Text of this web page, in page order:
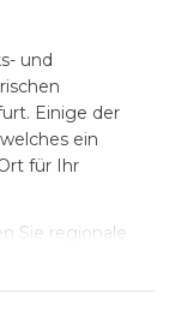
und
Einige der
ein
für Ihr
Sie regionale
steht Ihnen im